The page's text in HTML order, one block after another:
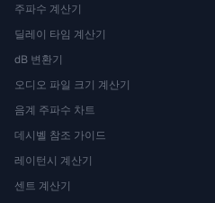
주파수 계산기
딜레이 타임 계산기
dB 변환기
오디오 파일 크기 계산기
음계 주파수 차트
데시벨 참조 가이드
레이턴시 계산기
센트 계산기